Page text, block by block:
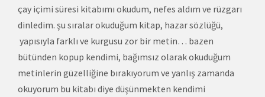
çay içimi süresi kitabımı okudum, nefes aldım ve rüzgarı
dinledim. şu sıralar okuduğum kitap, hazar sözlüğü,
yapısıyla farklı ve kurgusu zor bir metin… bazen
bütünden kopup kendimi, bağımsız olarak okuduğum
metinlerin güzelliğine bırakıyorum ve yanlış zamanda
okuyorum bu kitabı diye düşünmekten kendimi